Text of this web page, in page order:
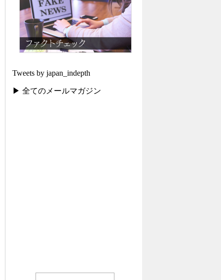
Tweets by japan_indepth
▶ 全てのメールマガジン